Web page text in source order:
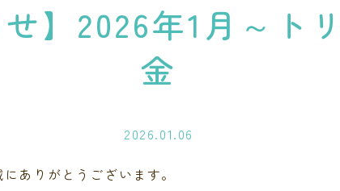
せ】2026年1月～ト
金
2026.01.06
にありがとうございます。